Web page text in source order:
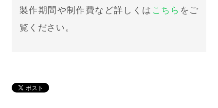
製作期間や制作費など詳しくは こちら をご
覧ください。